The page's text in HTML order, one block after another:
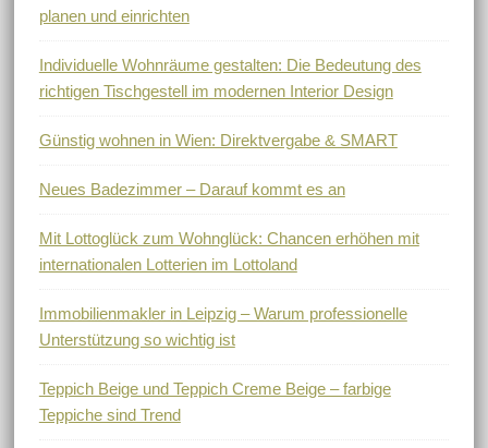
planen und einrichten
Individuelle Wohnräume gestalten: Die Bedeutung des
richtigen Tischgestell im modernen Interior Design
Günstig wohnen in Wien: Direktvergabe & SMART
Neues Badezimmer – Darauf kommt es an
Mit Lottoglück zum Wohnglück: Chancen erhöhen mit
internationalen Lotterien im Lottoland
Immobilienmakler in Leipzig – Warum professionelle
Unterstützung so wichtig ist
Teppich Beige und Teppich Creme Beige – farbige
Teppiche sind Trend